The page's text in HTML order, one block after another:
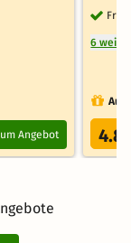
Angebot
6
4.8